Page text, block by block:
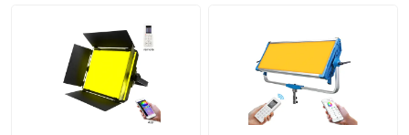
Dubbele Wapens LEIDEN Vullingslicht